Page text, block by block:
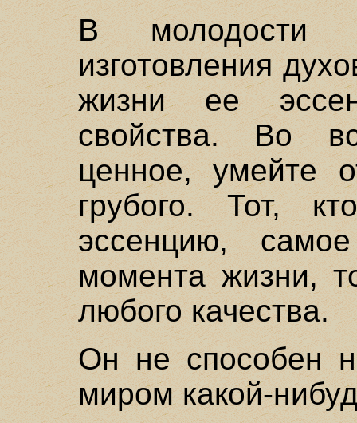
В молодости
изготовления
жизни ее
свойства. Во
ценное, умейте
грубого. Тот,
эссенцию,
момента жизни,
любого качества.
Он не способен
миром какой-